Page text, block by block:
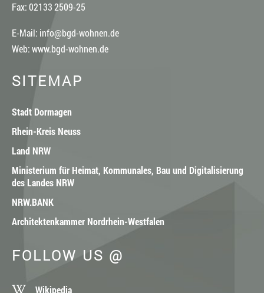
Fax: 02133 2509-25
E-Mail: info@bgd-wohnen.de
Web:www.bgd-wohnen.de
SITEMAP
Stadt Dormagen
Rhein-Kreis Neuss
Land NRW
Ministerium für Heimat, Kommunales, Bau und Digitalisierung
des Landes NRW
NRW.BANK
Architektenkammer Nordrhein-Westfalen
FOLLOW US @
Wikipedia